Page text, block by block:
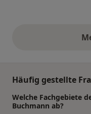
Häufig gestellte
Welche Fachgebiete
Buchmann ab?